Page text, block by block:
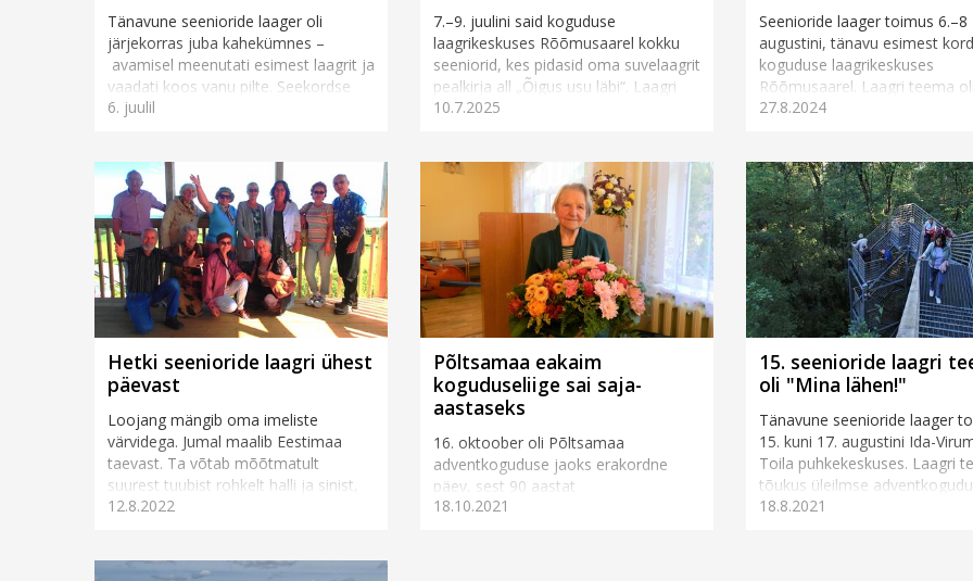
Tänavune seenioride laager oli
järjekorras juba kahekümnes –
avamisel meenutati esimest laagrit ja
vaadati koos vanu pilte. Seekordse
laagri teema lähtus
6. juulil
7.–9. juulini said koguduse
laagrikeskuses Rõõmusaarel kokku
seeniorid, kes pidasid oma suvelaagrit
pealkirja all „Õigus usu läbi“. Laagri
korraldaja ü...
10.7.2025
Seenioride laager toimus 6.–8
augustini, tänavu esimest
koguduse laagrikeskuses
Rõõmusaarel. Laagri teema
jumalikule peole“. Laagri
27.8.2024
Hetki seenioride laagri ühest
päevast
Loojang mängib oma imeliste
värvidega. Jumal maalib Eestimaa
taevast. Ta võtab mõõtmatult
suurest tuubist rohkelt halli ja sinist,
sulatades need värvid kobrutavate...
12.8.2022
Põltsamaa eakaim
koguduseliige sai saja-
aastaseks
16. oktoober oli Põltsamaa
adventkoguduse jaoks erakordne
päev, sest 90 aastat
adventkogudusse kuulunud Olvi Pukk
18.10.2021
15. seenioride laagri
oli "Mina lähen!"
Tänavune seenioride laager
15. kuni 17. augustini Ida-
Toila puhkekeskuses. Laagri
tõukus üleilmse
koguduste Eesti liidu
18.8.2021